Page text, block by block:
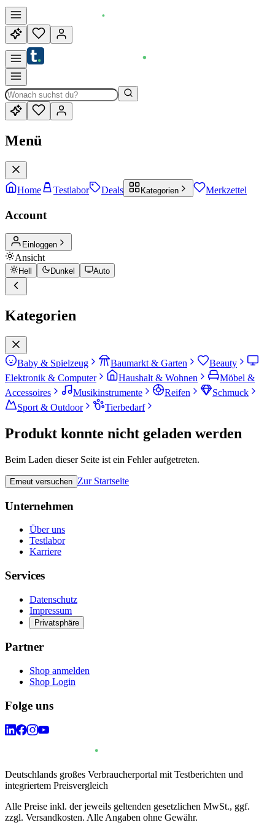
Menü
Home Testlabor Deals Kategorien Merkzettel
Account
Einloggen
Ansicht
Hell Dunkel Auto
Kategorien
Baby & Spielzeug Baumarkt & Garten
Beauty
Elektronik & Computer
Haushalt & Wohnen
Möbel &
Accessoires
Musikinstrumente Reifen
Schmuck
Sport & Outdoor
Tierbedarf
Produkt konnte nicht geladen werden
Beim Laden dieser Seite ist ein Fehler aufgetreten.
Erneut versuchen Zur Startseite
Unternehmen
Über uns
Testlabor
Karriere
Services
Datenschutz
Impressum
Privatsphäre
Partner
Shop anmelden
Shop Login
Folge uns
Deutschlands großes Verbraucherportal mit Testberichten und
integriertem Preisvergleich
Alle Preise inkl. der jeweils geltenden gesetzlichen MwSt., ggf.
zzgl. Versandkosten. Alle Angaben ohne Gewähr.